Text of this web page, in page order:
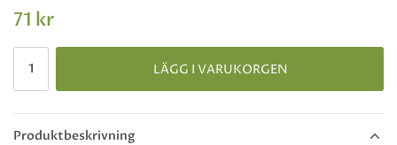
71 kr
LÄGG I VARUKORGEN
Produktbeskrivning